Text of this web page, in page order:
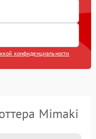
конфиденциальности
Mimaki